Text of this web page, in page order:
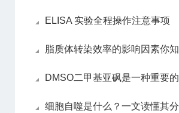
ELISA 实验全程操作注意事项
脂质体转染效率的影响因素你知道吗？
DMSO二甲基亚砜是一种重要的渗透性细胞保护剂
细胞自噬是什么？一文读懂其分类、机制与功能